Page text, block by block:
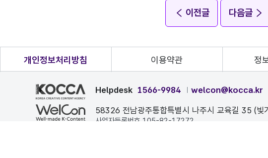
이전글 다음글
개인정보처리방침 이용약관 정
Helpdesk 1566-9984 welcon@kocca.kr
58326 전남광주통합특별시 나주시 교육길 35 (빛
사업자등록번호 105-82-17272